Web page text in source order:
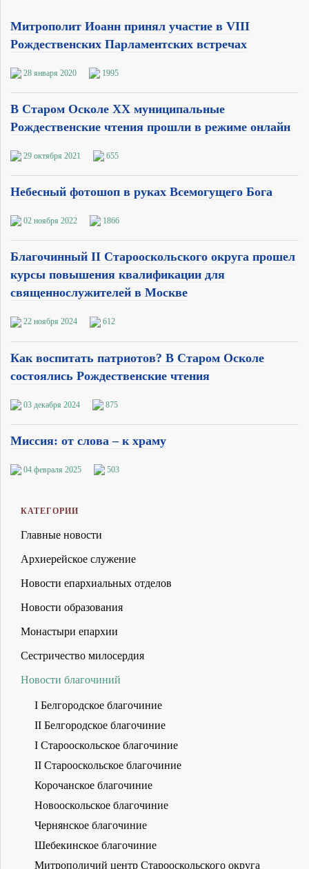
Митрополит Иоанн принял участие в VIII
Рождественских Парламентских встречах
28 января 2020 1995
В Старом Осколе XX муниципальные
Рождественские чтения прошли в режиме онлайн
29 октября 2021 655
Небесный фотошоп в руках Всемогущего Бога
02 ноября 2022 1866
Благочинный II Старооскольского округа прошел
курсы повышения квалификации для
священнослужителей в Москве
22 ноября 2024 612
Как воспитать патриотов? В Старом Осколе
состоялись Рождественские чтения
03 декабря 2024 875
Миссия: от слова – к храму
04 февраля 2025 503
КАТЕГОРИИ
Главные новости
Архиерейское служение
Новости епархиальных отделов
Новости образования
Монастыри епархии
Сестричество милосердия
Новости благочиний
I Белгородское благочиние
II Белгородское благочиние
I Старооскольское благочиние
II Старооскольское благочиние
Корочанское благочиние
Новооскольское благочиние
Чернянское благочиние
Шебекинское благочиние
Митрополичий центр Старооскольского округа